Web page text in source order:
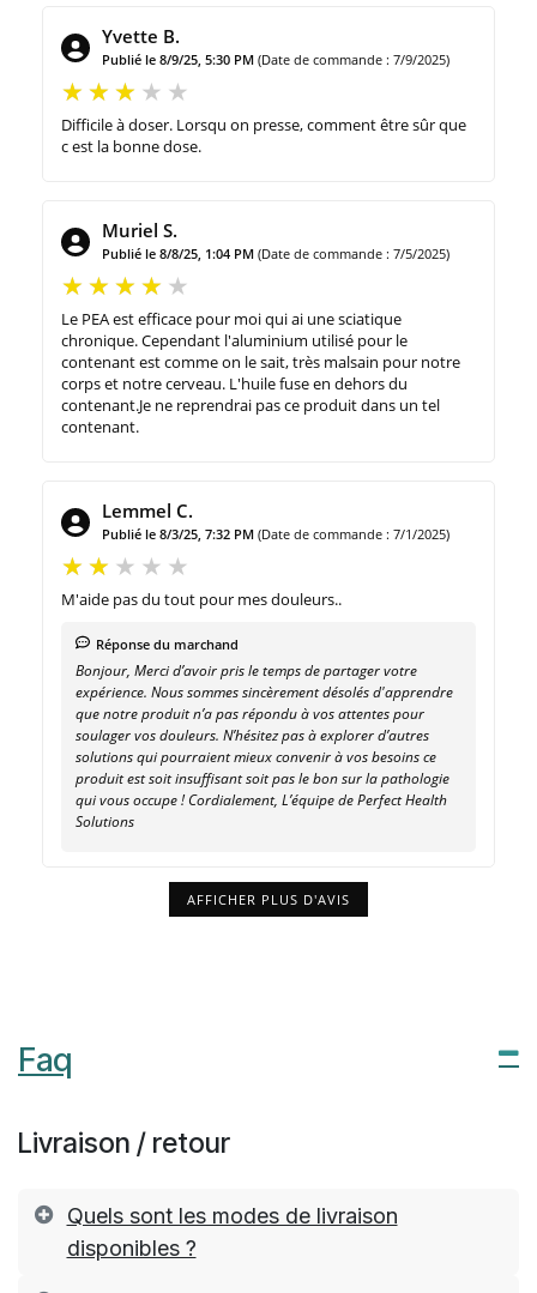
Yvette B.
Publié le 8/9/25, 5:30 PM (Date de commande : 7/9/2025)
Difficile à doser. Lorsqu on presse, comment être sûr que
c est la bonne dose.
Muriel S.
Publié le 8/8/25, 1:04 PM (Date de commande : 7/5/2025)
Le PEA est efficace pour moi qui ai une sciatique
chronique. Cependant l'aluminium utilisé pour le
contenant est comme on le sait, très malsain pour notre
corps et notre cerveau. L'huile fuse en dehors du
contenant.Je ne reprendrai pas ce produit dans un tel
contenant.
Lemmel C.
Publié le 8/3/25, 7:32 PM (Date de commande : 7/1/2025)
M'aide pas du tout pour mes douleurs..
Réponse du marchand
Bonjour, Merci d’avoir pris le temps de partager votre
expérience. Nous sommes sincèrement désolés d'apprendre
que notre produit n’a pas répondu à vos attentes pour
soulager vos douleurs. N’hésitez pas à explorer d’autres
solutions qui pourraient mieux convenir à vos besoins ce
produit est soit insuffisant soit pas le bon sur la pathologie
qui vous occupe ! Cordialement, L’équipe de Perfect Health
Solutions
AFFICHER PLUS D'AVIS
Faq
Livraison / retour
Quels sont les modes de livraison
disponibles ?